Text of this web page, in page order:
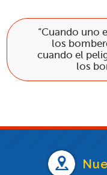
“Cuando uno
los
cuando el
los